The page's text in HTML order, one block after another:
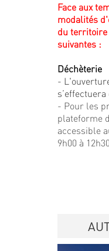
Face aux
modalités
du territoire
suivantes :
Déchèterie
-
s’effectuera
- Pour les
plateforme
accessible
9h00 à